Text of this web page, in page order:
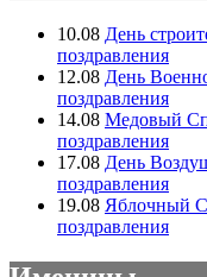
10.08 День
поздравления
12.08 День
поздравления
14.08 Медовый
поздравления
17.08 День
поздравления
19.08 Яблочный
поздравления